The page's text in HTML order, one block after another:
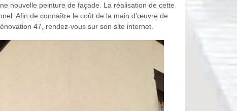
nouvelle peinture de façade. La réalisation de cette
Afin de connaître le coût de la main d’œuvre de
47, rendez-vous sur son site internet.